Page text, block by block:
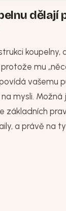
dělají
koupelny,
mu
vašemu
mysli. Možná
základních
a právě na